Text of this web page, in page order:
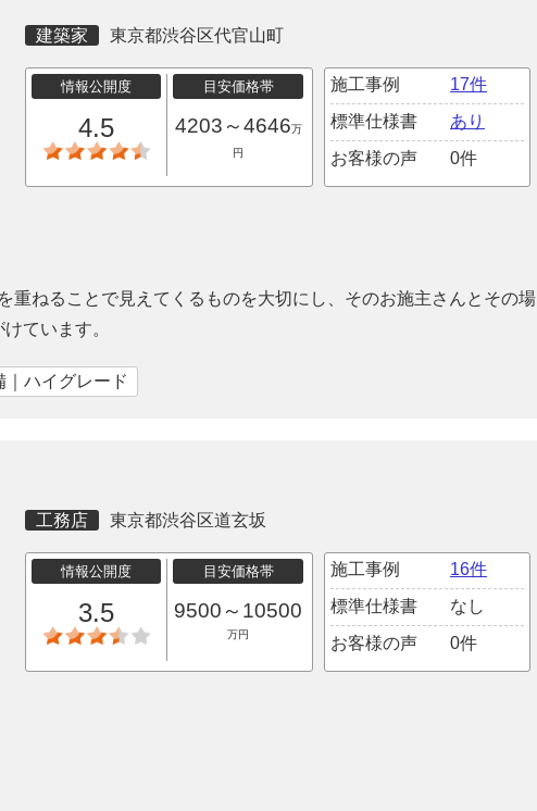
建築家 東京都渋谷区代官山町
情報公開度
4.5
目安価格帯
4203～4646万
円
施工事例
17件
標準仕様書
あり
お客様の声
0件
重ねることで見えてくるものを大切にし、そのお施主さんとその場
ています。
｜ハイグレード
工務店 東京都渋谷区道玄坂
情報公開度
3.5
目安価格帯
9500～10500
万円
施工事例
16件
標準仕様書
なし
お客様の声
0件